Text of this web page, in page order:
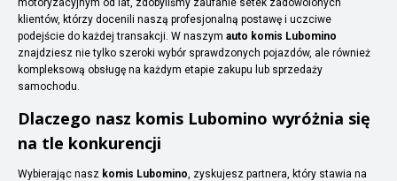
motoryzacyjnym od lat, zdobyliśmy zaufanie setek zadowolonych
klientów, którzy docenili naszą profesjonalną postawę i uczciwe
podejście do każdej transakcji. W naszym auto komis Lubomino
znajdziesz nie tylko szeroki wybór sprawdzonych pojazdów, ale również
kompleksową obsługę na każdym etapie zakupu lub sprzedaży
samochodu.
Dlaczego nasz komis Lubomino wyróżnia się
na tle konkurencji
Wybierając nasz komis Lubomino, zyskujesz partnera, który stawia na